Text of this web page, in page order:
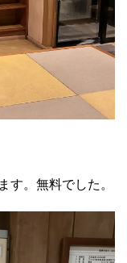
す。無料でした。